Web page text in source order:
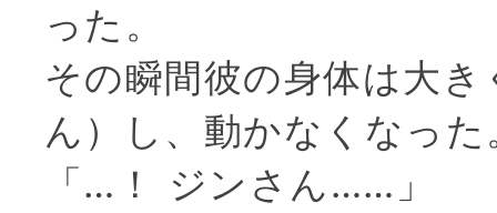
った。
その瞬間彼の身体は大
ん）し、動かなくなった
「…！ ジンさん……」